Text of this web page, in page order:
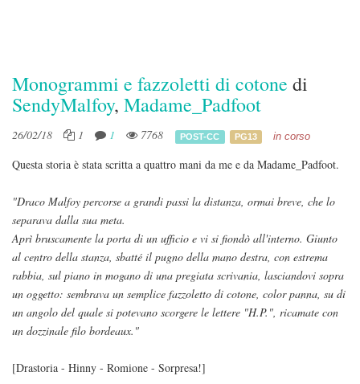
Monogrammi e fazzoletti di cotone di
SendyMalfoy, Madame_Padfoot
26/02/18 1 1 7768 POST-CC PG13 in corso
Questa storia è stata scritta a quattro mani da me e da Madame_Padfoot.
"Draco Malfoy percorse a grandi passi la distanza, ormai breve, che lo
separava dalla sua meta.
Aprì bruscamente la porta di un ufficio e vi si fiondò all'interno. Giunto
al centro della stanza, sbatté il pugno della mano destra, con estrema
rabbia, sul piano in mogano di una pregiata scrivania, lasciandovi sopra
un oggetto: sembrava un semplice fazzoletto di cotone, color panna, su di
un angolo del quale si potevano scorgere le lettere "H.P.", ricamate con
un dozzinale filo bordeaux."
[Drastoria - Hinny - Romione - Sorpresa!]